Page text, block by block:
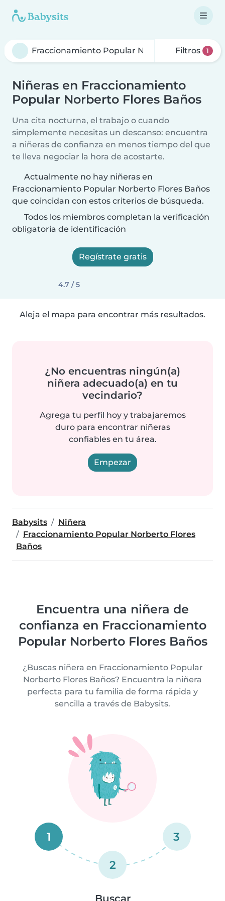
Filtros 1
Niñeras en Fraccionamiento
Popular Norberto Flores Baños
Una cita nocturna, el trabajo o cuando
simplemente necesitas un descanso: encuentra
a niñeras de confianza en menos tiempo del que
te lleva negociar la hora de acostarte.
Actualmente no hay niñeras en
Fraccionamiento Popular Norberto Flores Baños
que coincidan con estos criterios de búsqueda.
Todos los miembros completan la verificación
obligatoria de identificación
Regístrate gratis
4.7 / 5
Aleja el mapa para encontrar más resultados.
¿No encuentras ningún(a)
niñera adecuado(a) en tu
vecindario?
Agrega tu perfil hoy y trabajaremos
duro para encontrar niñeras
confiables en tu área.
Empezar
Babysits
Niñera
Fraccionamiento Popular Norberto Flores
Baños
Encuentra una niñera de
confianza en Fraccionamiento
Popular Norberto Flores Baños
¿Buscas niñera en Fraccionamiento Popular
Norberto Flores Baños? Encuentra la niñera
perfecta para tu familia de forma rápida y
sencilla a través de Babysits.
1
2
3
Buscar